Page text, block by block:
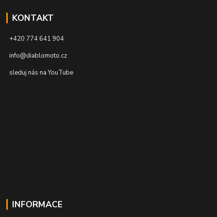
KONTAKT
+420 774 641 904
info@diablomoto.cz
sleduj nás na YouTube
INFORMACE